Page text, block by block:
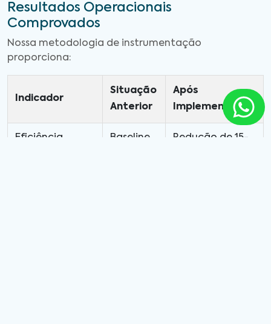
Resultados Operacionais
Comprovados
Nossa metodologia de instrumentação
proporciona:
Indicador
Situação
Anterior
Após
Implementação
Eficiência
Baseline
Redução de 15-